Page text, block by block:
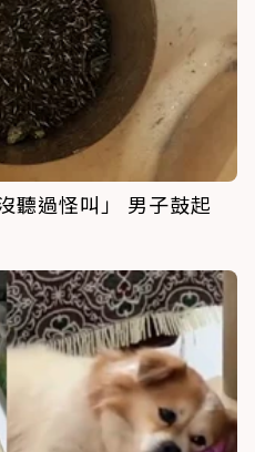
聽過怪叫」 男子鼓起